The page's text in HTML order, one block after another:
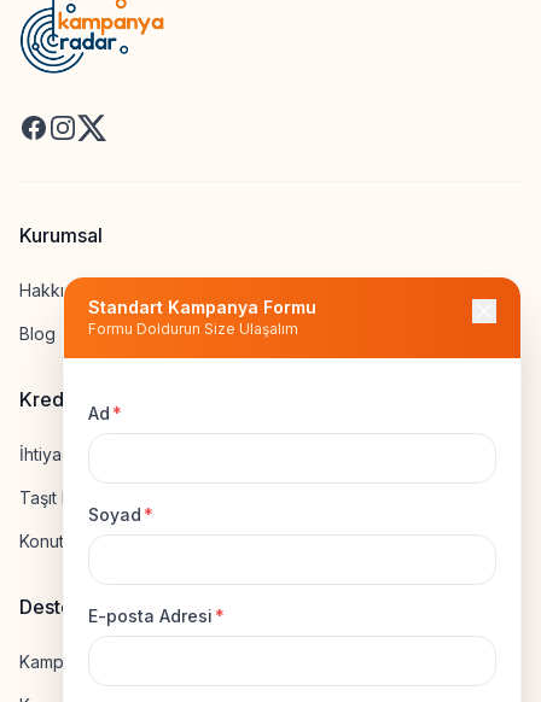
Standart Kampanya Formu
Formu Doldurun Size Ulaşalım
Ad *
Soyad *
E-posta Adresi *
Facebook
Instagram
X
Kurumsal
Hakkımızda
Blog
Kredi Hesapla
İhtiyaç Kredisi Hesapla
Taşıt Kredisi Hesapla
Konut Kredisi Hesapla
Destek
Kampanya Gönderme